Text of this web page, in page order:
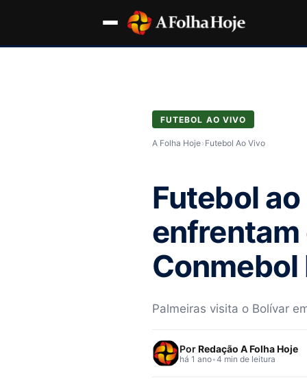
FUTEBOL AO VIVO
A Folha Hoje› Futebol Ao Vivo
Futebol
enfrentam
Palmeiras visita o Bolívar
PorRedação A Folha Hoje
há 1 ano•4 min de leitura